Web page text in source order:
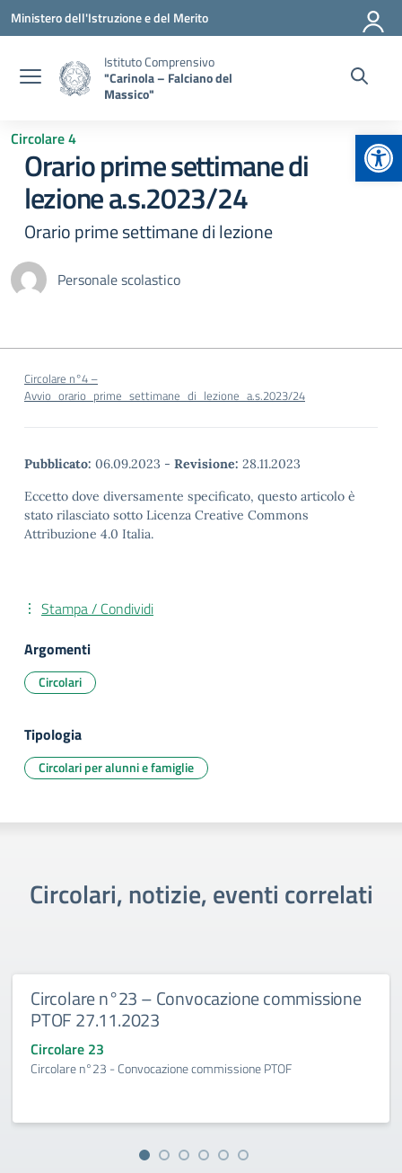
Vai ai contenuti
Vai al menu di navigazione
Vai al footer
Ministero dell'Istruzione e del Merito
Istituto Comprensivo
"Carinola – Falciano del
Massico"
Circolare 4
Orario prime settimane di
lezione a.s.2023/24
Orario prime settimane di lezione
Personale scolastico
Circolare n°4 –
Avvio_orario_prime_settimane_di_lezione_a.s.2023/24
Pubblicato: 06.09.2023 - Revisione: 28.11.2023
Eccetto dove diversamente specificato, questo articolo è
stato rilasciato sotto Licenza Creative Commons
Attribuzione 4.0 Italia.
Stampa / Condividi
Argomenti
Circolari
Tipologia
Circolari per alunni e famiglie
Circolari, notizie, eventi correlati
Circolare n°23 – Convocazione commissione
PTOF 27.11.2023
Circolare 23
Circolare n°23 - Convocazione commissione PTOF